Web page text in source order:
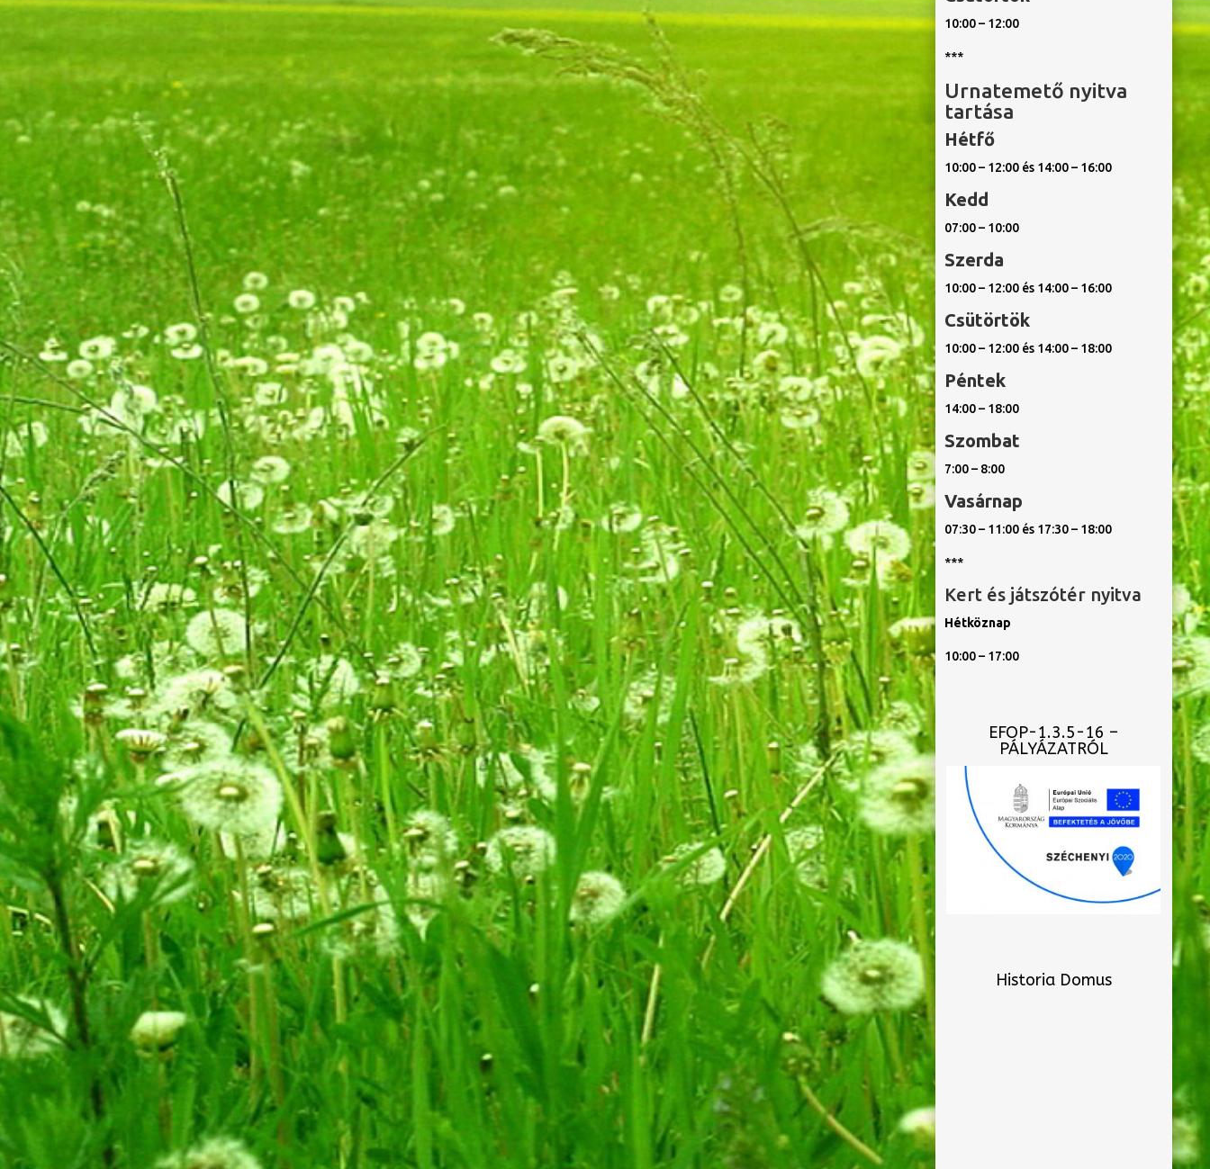
10:00 – 12:00
***
Urnatemető nyitva
tartása
Hétfő
10:00 – 12:00 és 14:00 – 16:00
Kedd
07:00 – 10:00
Szerda
10:00 – 12:00 és 14:00 – 16:00
Csütörtök
10:00 – 12:00 és 14:00 – 18:00
Péntek
14:00 – 18:00
Szombat
7:00 – 8:00
Vasárnap
07:30 – 11:00 és 17:30 – 18:00
***
Kert és játszótér nyitva
Hétköznap
10:00 – 17:00
EFOP-1.3.5-16 –
PÁLYÁZATRÓL
Historia Domus